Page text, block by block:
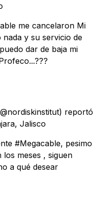
me cancelaron Mi
y su servicio de
dar de baja mi
reportó
Jalisco
#Megacable, pesimo
meses , siguen
a qué desear